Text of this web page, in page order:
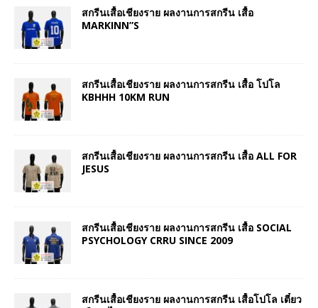
สกรีนเสื้อเชียงราย ผลงานการสกรีน เสื้อ
MARKINN”S
สกรีนเสื้อเชียงราย ผลงานการสกรีน เสื้อ โปโล
KBHHH 10KM RUN
สกรีนเสื้อเชียงราย ผลงานการสกรีน เสื้อ ALL FOR
JESUS
สกรีนเสื้อเชียงราย ผลงานการสกรีน เสื้อ SOCIAL
PSYCHOLOGY CRRU SINCE 2009
สกรีนเสื้อเชียงราย ผลงานการสกรีน เสื้อโปโล เตี๋ยว